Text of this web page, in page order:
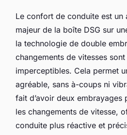
Le confort de conduite est un
majeur de la boîte DSG sur
la technologie de double
changements de vitesses
imperceptibles. Cela permet
agréable, sans à-coups ni
fait d’avoir deux embrayages
les changements de vitesse,
conduite plus réactive et